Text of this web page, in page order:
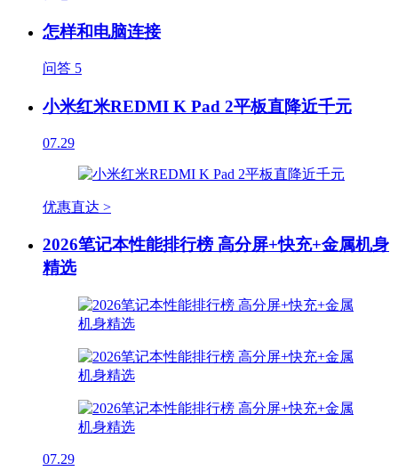
怎样和电脑连接
问答 5
小米红米REDMI K Pad 2平板直降近千元
07.29
优惠直达 >
2026笔记本性能排行榜 高分屏+快充+金属机身
精选
07.29